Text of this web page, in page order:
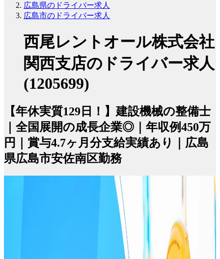
広島県のドライバー求人
広島市のドライバー求人
西尾レントオール株式会社
関西支店のドライバー求人
(1205699)
【年休実質129日！】建設機械の整備士
｜全国展開の成長企業◎｜年収例450万
円｜賞与4.7ヶ月分支給実績あり｜広島
県広島市安佐南区勤務